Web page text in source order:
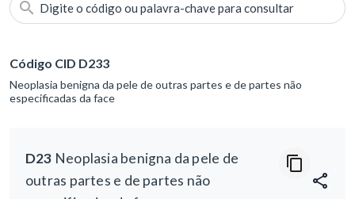
Digite o código ou palavra-chave para consultar
Código CID D233
Neoplasia benigna da pele de outras partes e de partes não
especificadas da face
D23 Neoplasia benigna da pele de
outras partes e de partes não